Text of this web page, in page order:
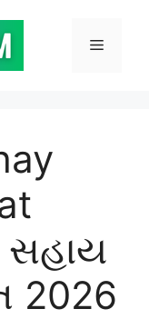
Menu
સહાય
2026